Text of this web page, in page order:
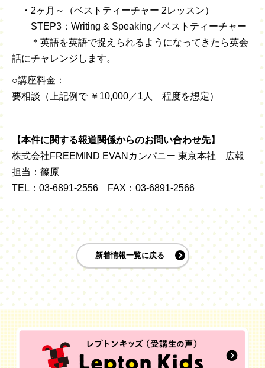
・2ヶ月～（ベストティーチャー 2レッスン）
STEP3：Writing & Speaking／ベストティーチャー
＊英語を英語で捉えられるようになってきたら英会
話にチャレンジします。
○講座料金：
要相談（上記例で ￥10,000／1人 程度を想定）
【本件に関する報道関係からのお問い合わせ先】
株式会社FREEMIND EVANカンパニー 東京本社 広報
担当：篠原
TEL：03-6891-2556 FAX：03-6891-2566
新着情報一覧に戻る